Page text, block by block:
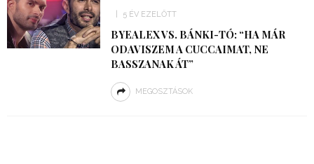
5 ÉV EZELŐTT
BYEALEX VS. BÁNKI-TÓ: “HA MÁR
ODAVISZEM A CUCCAIMAT, NE
BASSZANAK ÁT”
MEGOSZTÁSOK